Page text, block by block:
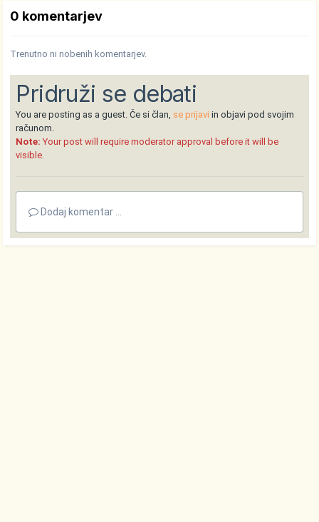
0 komentarjev
Trenutno ni nobenih komentarjev.
Pridruži se debati
You are posting as a guest. Če si član, se prijavi in objavi pod svojim
računom.
Note: Your post will require moderator approval before it will be
visible.
Dodaj komentar ...